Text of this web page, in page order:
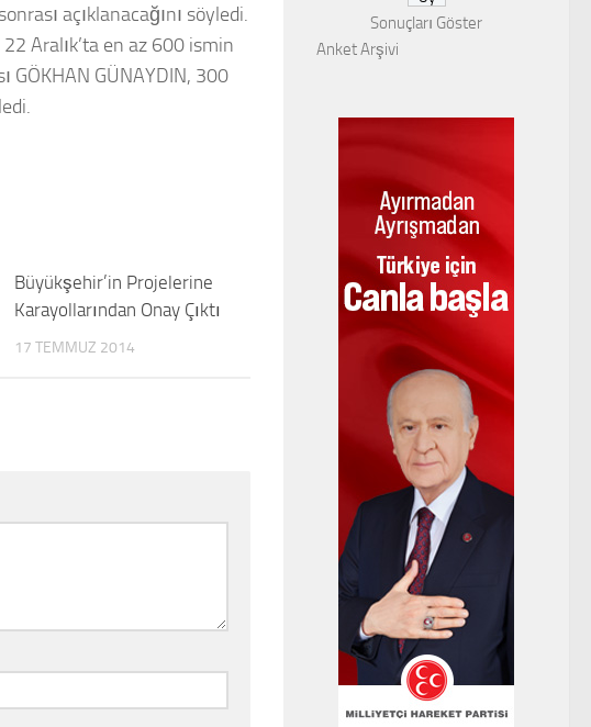
açıklanacağını söyledi.
Aralık’ta en az 600 ismin
GÖKHAN GÜNAYDIN, 300
Büyükşehir’in Projelerine
Karayollarından Onay Çıktı
17 TEMMUZ 2014
Sonuçları Göster
Anket Arşivi